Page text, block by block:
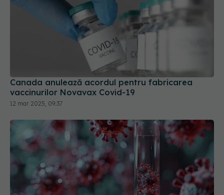
Canada anulează acordul pentru fabricarea
vaccinurilor Novavax Covid-19
12 mar 2025, 09:37